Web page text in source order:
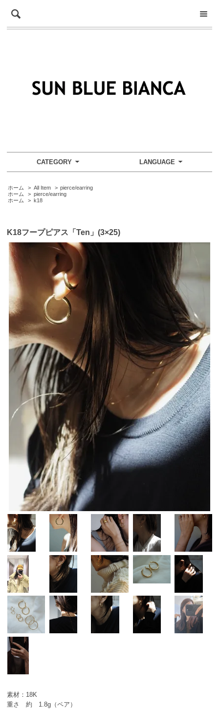
CATEGORY LANGUAGE
ホーム > All Item > pierce/earring
ホーム
> pierce/earring
ホーム
> k18
K18フープピアス「Ten」(3×25)
素材：18K
重さ 約 1.8g（ペア）